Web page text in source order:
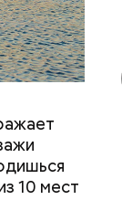
10 мест